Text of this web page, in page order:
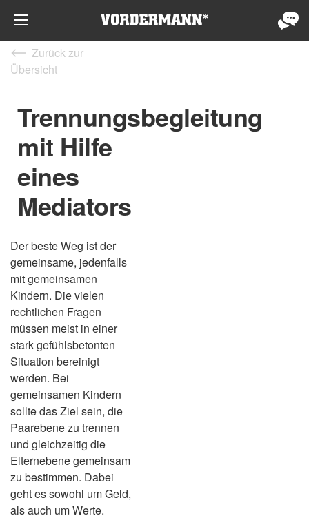
Zurück zur
Übersicht
Trennungsbegleitung
mit Hilfe
eines
Mediators
Der beste Weg ist der
gemeinsame, jedenfalls
mit gemeinsamen
Kindern. Die vielen
rechtlichen Fragen
müssen meist in einer
stark gefühlsbetonten
Situation bereinigt
werden. Bei
gemeinsamen Kindern
sollte das Ziel sein, die
Paarebene zu trennen
und gleichzeitig die
Elternebene gemeinsam
zu bestimmen. Dabei
geht es sowohl um Geld,
als auch um Werte.